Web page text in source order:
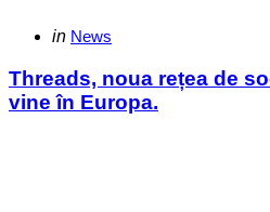
Categories
Posted
in News
Threads, noua rețea de
vine în Europa.